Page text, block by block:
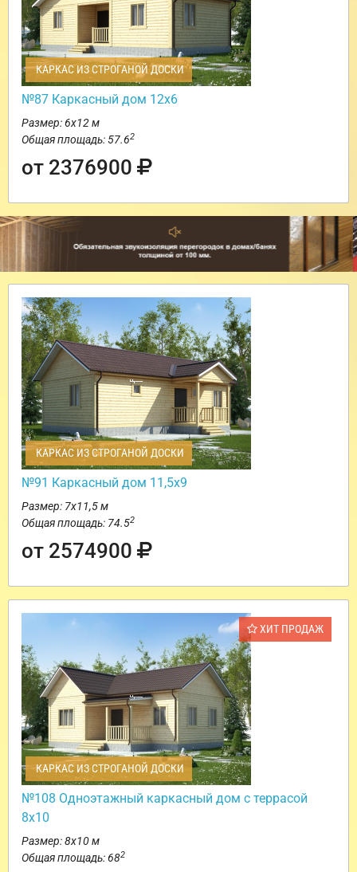
КАРКАС ИЗ СТРОГАНОЙ ДОСКИ
№87 Каркасный дом 12х6
Размер: 6х12 м
Общая площадь: 57.62
от 2376900
КАРКАС ИЗ СТРОГАНОЙ ДОСКИ
№91 Каркасный дом 11,5х9
Размер: 7х11,5 м
Общая площадь: 74.52
от 2574900
ХИТ ПРОДАЖ
КАРКАС ИЗ СТРОГАНОЙ ДОСКИ
№108 Одноэтажный каркасный дом с террасой
8х10
Размер: 8х10 м
Общая площадь: 682